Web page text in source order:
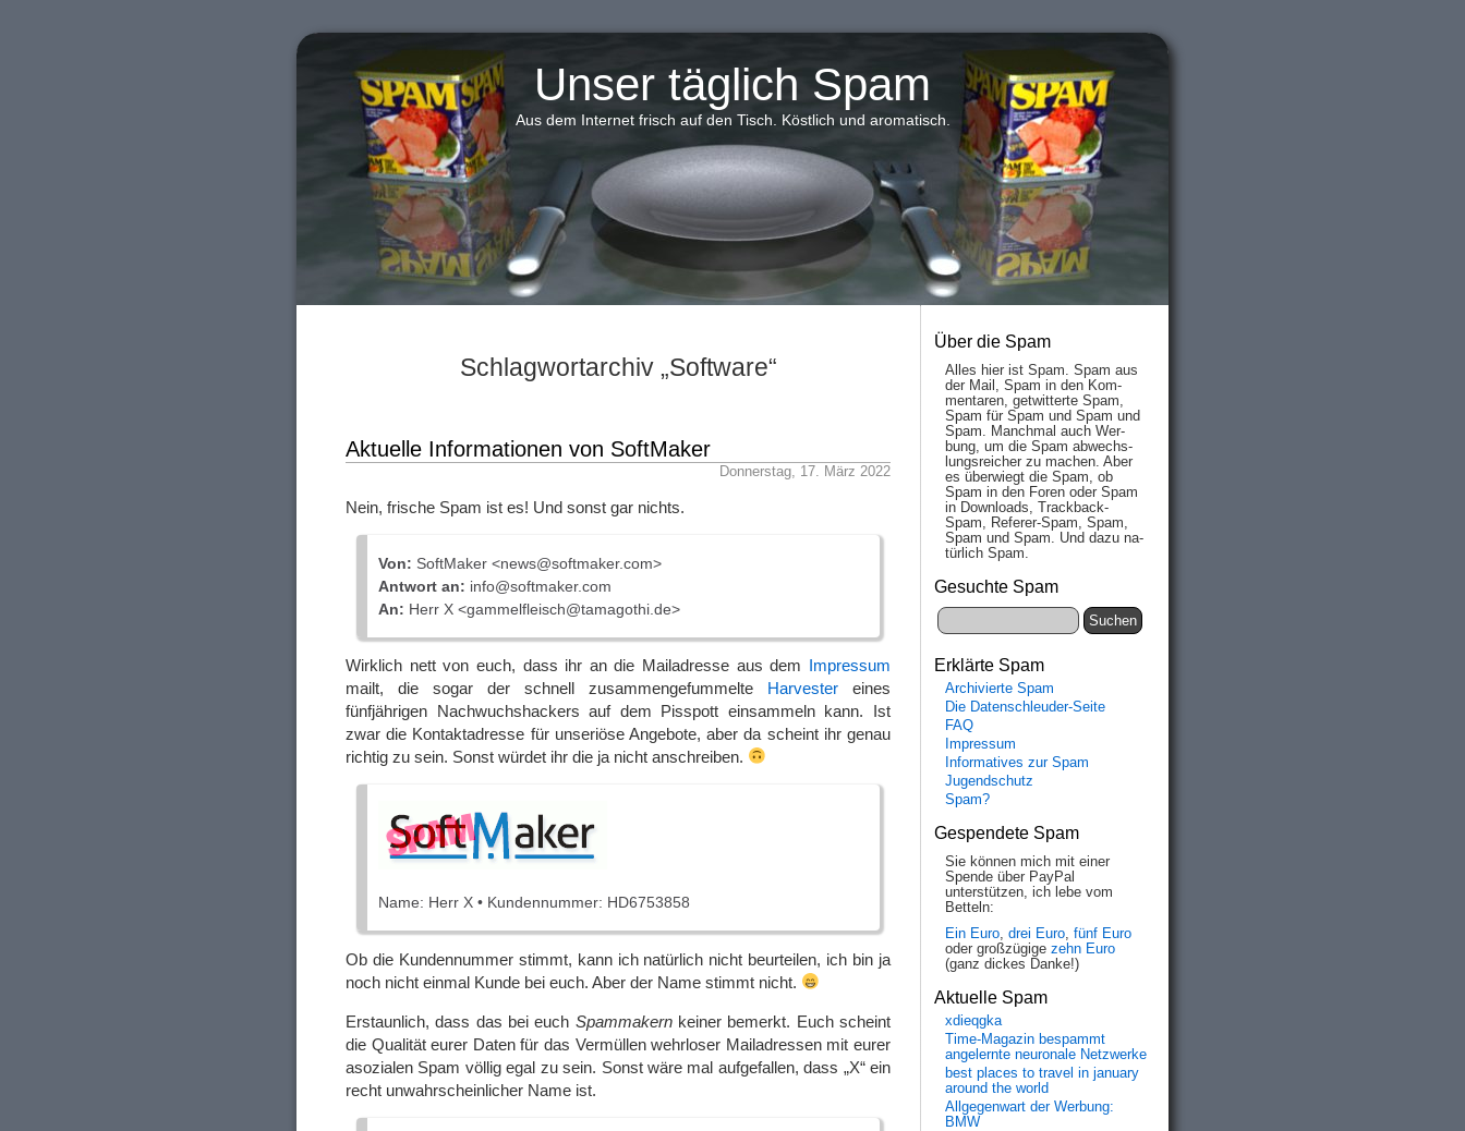
Unser täglich Spam
Aus dem Internet frisch auf den Tisch. Köstlich und aromatisch.
Schlagwortarchiv „Software“
Aktuelle Informationen von SoftMaker
Donnerstag, 17. März 2022
Nein, frische Spam ist es! Und sonst gar nichts.
Von: SoftMaker <news@softmaker.com>
Antwort an: info@softmaker.com
An: Herr X <gammelfleisch@tamagothi.de>
Wirklich nett von euch, dass ihr an die Mailadresse aus dem Impressum
mailt, die sogar der schnell zusammengefummelte Harvester eines
fünfjährigen Nachwuchshackers auf dem Pisspott einsammeln kann. Ist
zwar die Kontaktadresse für unseriöse Angebote, aber da scheint ihr genau
richtig zu sein. Sonst würdet ihr die ja nicht anschreiben.
Name: Herr X • Kundennummer: HD6753858
Ob die Kundennummer stimmt, kann ich natürlich nicht beurteilen, ich bin ja
noch nicht einmal Kunde bei euch. Aber der Name stimmt nicht.
Erstaunlich, dass das bei euch Spammakernkeiner bemerkt. Euch scheint
die Qualität eurer Daten für das Vermüllen wehrloser Mailadressen mit eurer
asozialen Spam völlig egal zu sein. Sonst wäre mal aufgefallen, dass „X“ ein
recht unwahrscheinlicher Name ist.
Über die Spam
Alles hier ist Spam. Spam aus
der Mail, Spam in den Kom­
men­taren, ge­twit­ter­te Spam,
Spam für Spam und Spam und
Spam. Manch­mal auch Wer­
bung, um die Spam ab­wechs­
lungs­reich­er zu mach­en. Aber
es über­wiegt die Spam, ob
Spam in den Fo­ren oder Spam
in Down­loads, Track­back-
Spam, Re­fe­rer-Spam, Spam,
Spam und Spam. Und da­zu na­
tür­lich Spam.
Gesuchte Spam
Erklärte Spam
Archivierte Spam
Die Datenschleuder-Seite
FAQ
Impressum
Informatives zur Spam
Jugendschutz
Spam?
Gespendete Spam
Sie können mich mit einer
Spende über PayPal
unterstützen, ich lebe vom
Betteln:
Ein Euro, drei Euro, fünf Euro
oder großzügige zehn Euro
(ganz dickes Danke!)
Aktuelle Spam
xdieqgka
Time-Magazin bespammt
angelernte neuronale Netzwerke
best places to travel in january
around the world
Allgegenwart der Werbung:
BMW